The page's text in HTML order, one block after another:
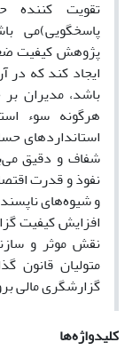
تقویت کننده
پاسخگویی)می
پژوهش کیفیت
ایجاد کند که در
باشد، مدیران
هرگونه سوء
استانداردهای
شفاف و دقیق
نفوذ و قدرت
و شیوه‌های
افزایش کیفیت
نقش موثر و
متولیان قانون
گزارشگری مالی
کلیدواژه‌ها